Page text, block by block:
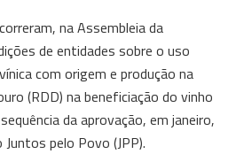
na Assembleia da
de entidades sobre o uso
com origem e produção na
(RDD) na beneficiação do vinho
da aprovação, em janeiro,
pelo Povo (JPP).